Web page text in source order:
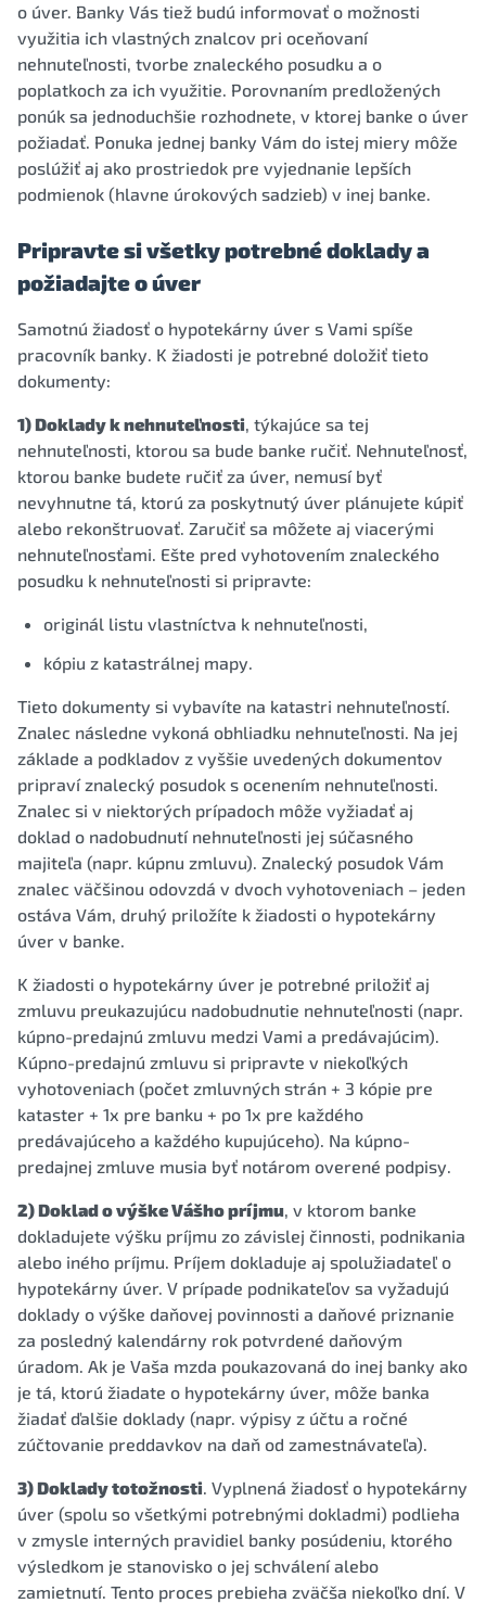
o úver. Banky Vás tiež budú informovať o možnosti
využitia ich vlastných znalcov pri oceňovaní
nehnuteľnosti, tvorbe znaleckého posudku a o
poplatkoch za ich využitie. Porovnaním predložených
ponúk sa jednoduchšie rozhodnete, v ktorej banke o úver
požiadať. Ponuka jednej banky Vám do istej miery môže
poslúžiť aj ako prostriedok pre vyjednanie lepších
podmienok (hlavne úrokových sadzieb) v inej banke.
Pripravte si všetky potrebné doklady a
požiadajte o úver
Samotnú žiadosť o hypotekárny úver s Vami spíše
pracovník banky. K žiadosti je potrebné doložiť tieto
dokumenty:
1) Doklady k nehnuteľnosti, týkajúce sa tej
nehnuteľnosti, ktorou sa bude banke ručiť. Nehnuteľnosť,
ktorou banke budete ručiť za úver, nemusí byť
nevyhnutne tá, ktorú za poskytnutý úver plánujete kúpiť
alebo rekonštruovať. Zaručiť sa môžete aj viacerými
nehnuteľnosťami. Ešte pred vyhotovením znaleckého
posudku k nehnuteľnosti si pripravte:
originál listu vlastníctva k nehnuteľnosti,
kópiu z katastrálnej mapy.
Tieto dokumenty si vybavíte na katastri nehnuteľností.
Znalec následne vykoná obhliadku nehnuteľnosti. Na jej
základe a podkladov z vyššie uvedených dokumentov
pripraví znalecký posudok s ocenením nehnuteľnosti.
Znalec si v niektorých prípadoch môže vyžiadať aj
doklad o nadobudnutí nehnuteľnosti jej súčasného
majiteľa (napr. kúpnu zmluvu). Znalecký posudok Vám
znalec väčšinou odovzdá v dvoch vyhotoveniach – jeden
ostáva Vám, druhý priložíte k žiadosti o hypotekárny
úver v banke.
K žiadosti o hypotekárny úver je potrebné priložiť aj
zmluvu preukazujúcu nadobudnutie nehnuteľnosti (napr.
kúpno-predajnú zmluvu medzi Vami a predávajúcim).
Kúpno-predajnú zmluvu si pripravte v niekoľkých
vyhotoveniach (počet zmluvných strán + 3 kópie pre
kataster + 1x pre banku + po 1x pre každého
predávajúceho a každého kupujúceho). Na kúpno-
predajnej zmluve musia byť notárom overené podpisy.
2) Doklad o výške Vášho príjmu, v ktorom banke
dokladujete výšku príjmu zo závislej činnosti, podnikania
alebo iného príjmu. Príjem dokladuje aj spolužiadateľ o
hypotekárny úver. V prípade podnikateľov sa vyžadujú
doklady o výške daňovej povinnosti a daňové priznanie
za posledný kalendárny rok potvrdené daňovým
úradom. Ak je Vaša mzda poukazovaná do inej banky ako
je tá, ktorú žiadate o hypotekárny úver, môže banka
žiadať ďalšie doklady (napr. výpisy z účtu a ročné
zúčtovanie preddavkov na daň od zamestnávateľa).
3) Doklady totožnosti. Vyplnená žiadosť o hypotekárny
úver (spolu so všetkými potrebnými dokladmi) podlieha
v zmysle interných pravidiel banky posúdeniu, ktorého
výsledkom je stanovisko o jej schválení alebo
zamietnutí. Tento proces prebieha zväčša niekoľko dní. V